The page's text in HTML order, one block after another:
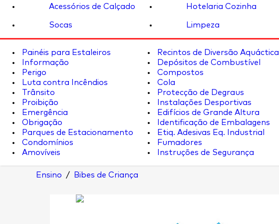
Acessórios de Calçado
Socas
Hotelaria Cozinha
Limpeza
Painéis para Estaleiros
Informação
Perigo
Luta contra Incêndios
Trânsito
Proibição
Emergência
Obrigação
Parques de Estacionamento
Condomínios
Amovíveis
Recintos de Diversão Aquáctica
Depósitos de Combustível
Compostos
Cola
Protecção de Degraus
Instalações Desportivas
Edifícios de Grande Altura
Identificação de Embalagens
Etiq. Adesivas Eq. Industrial
Fumadores
Instruções de Segurança
Ensino / Bibes de Criança